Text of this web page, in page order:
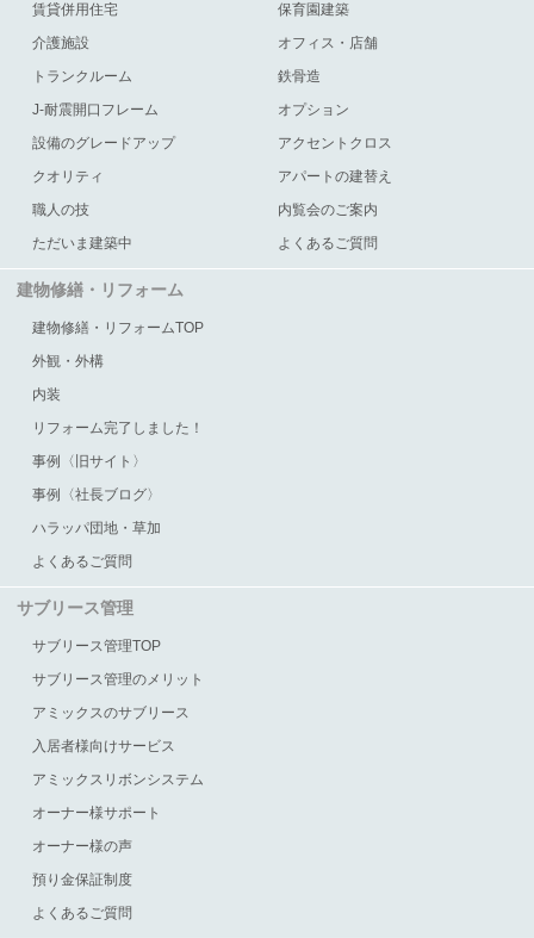
賃貸併用住宅
保育園建築
介護施設
オフィス・店舗
トランクルーム
鉄骨造
J-耐震開口フレーム
オプション
設備のグレードアップ
アクセントクロス
クオリティ
アパートの建替え
職人の技
内覧会のご案内
ただいま建築中
よくあるご質問
建物修繕・リフォーム
建物修繕・リフォームTOP
外観・外構
内装
リフォーム完了しました！
事例〈旧サイト〉
事例〈社長ブログ〉
ハラッパ団地・草加
よくあるご質問
サブリース管理
サブリース管理TOP
サブリース管理のメリット
アミックスのサブリース
入居者様向けサービス
アミックスリボンシステム
オーナー様サポート
オーナー様の声
預り金保証制度
よくあるご質問